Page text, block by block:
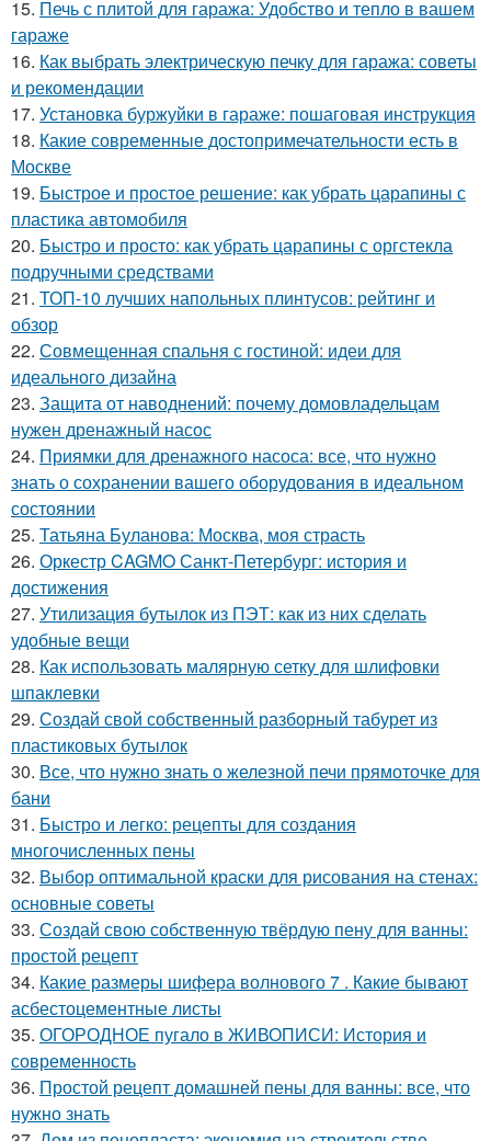
15. Печь с плитой для гаража: Удобство и тепло в вашем
гараже
16. Как выбрать электрическую печку для гаража: советы
и рекомендации
17. Установка буржуйки в гараже: пошаговая инструкция
18. Какие современные достопримечательности есть в
Москве
19. Быстрое и простое решение: как убрать царапины с
пластика автомобиля
20. Быстро и просто: как убрать царапины с оргстекла
подручными средствами
21. ТОП-10 лучших напольных плинтусов: рейтинг и
обзор
22. Совмещенная спальня с гостиной: идеи для
идеального дизайна
23. Защита от наводнений: почему домовладельцам
нужен дренажный насос
24. Приямки для дренажного насоса: все, что нужно
знать о сохранении вашего оборудования в идеальном
состоянии
25. Татьяна Буланова: Москва, моя страсть
26. Оркестр CAGMO Санкт-Петербург: история и
достижения
27. Утилизация бутылок из ПЭТ: как из них сделать
удобные вещи
28. Как использовать малярную сетку для шлифовки
шпаклевки
29. Создай свой собственный разборный табурет из
пластиковых бутылок
30. Все, что нужно знать о железной печи прямоточке для
бани
31. Быстро и легко: рецепты для создания
многочисленных пены
32. Выбор оптимальной краски для рисования на стенах:
основные советы
33. Создай свою собственную твёрдую пену для ванны:
простой рецепт
34. Какие размеры шифера волнового 7 . Какие бывают
асбестоцементные листы
35. ОГОРОДНОЕ пугало в ЖИВОПИСИ: История и
современность
36. Простой рецепт домашней пены для ванны: все, что
нужно знать